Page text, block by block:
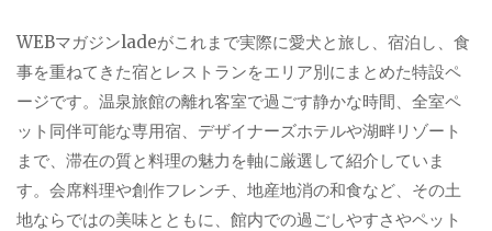
WEBマガジンladeがこれまで実際に愛犬と旅し、宿泊し、食
事を重ねてきた宿とレストランをエリア別にまとめた特設ペ
ージです。温泉旅館の離れ客室で過ごす静かな時間、全室ペ
ット同伴可能な専用宿、デザイナーズホテルや湖畔リゾート
まで、滞在の質と料理の魅力を軸に厳選して紹介していま
す。会席料理や創作フレンチ、地産地消の和食など、その土
地ならではの美味とともに、館内での過ごしやすさやペット